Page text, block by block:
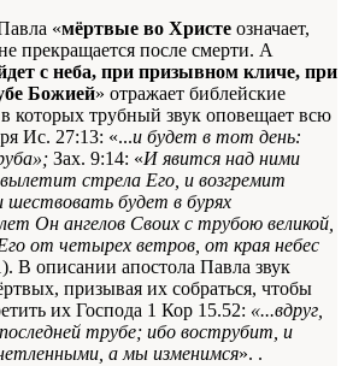
«мёртвые во Христе означает,
прекращается после смерти. А
с неба, при призывном кличе, при
Божией» отражает библейские
которых трубный звук оповещает всю
Ис. 27:13: «...и будет в тот день:
Зах. 9:14: «И явится над ними
стрела Его, и возгремит
шествовать будет в бурях
Он ангелов Своих с трубою великой,
от четырех ветров, от края небес
В описании апостола Павла звук
призывая их собраться, чтобы
их Господа 1 Кор 15.52: «...вдруг,
трубе; ибо вострубит, и
а мы изменимся». .